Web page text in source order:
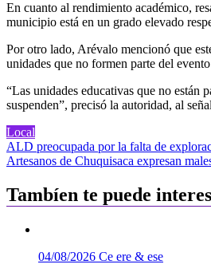
En cuanto al rendimiento académico,
municipio está en un grado elevado
Por otro lado, Arévalo mencionó que
unidades que no formen parte del
“Las unidades educativas que no están
suspenden”, precisó la autoridad, al
Local
Navegación
de
entradas
ALD preocupada por la falta de
Artesanos de Chuquisaca expresan
Tambíen te puede
04/08/2026 Ce ere & ese